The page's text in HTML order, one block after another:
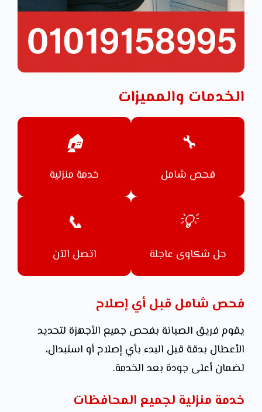
الخدمات والمميزات
🔧
فحص شامل
🏠
خدمة منزلية
💡
حل شكاوى عاجلة
📞
اتصل الآن
فحص شامل قبل أي إصلاح
يقوم فريق الصيانة بفحص جميع الأجهزة لتحديد
الأعطال بدقة قبل البدء بأي إصلاح أو استبدال،
لضمان أعلى جودة بعد الخدمة.
خدمة منزلية لجميع المحافظات